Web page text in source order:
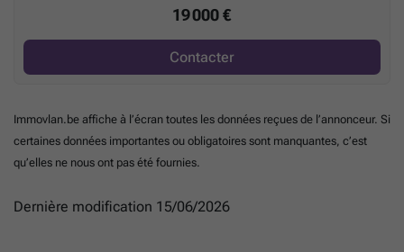
19 000 €
Contacter
Immovlan.be affiche à l’écran toutes les données reçues de l’annonceur. Si
certaines données importantes ou obligatoires sont manquantes, c’est
qu’elles ne nous ont pas été fournies.
Dernière modification 15/06/2026